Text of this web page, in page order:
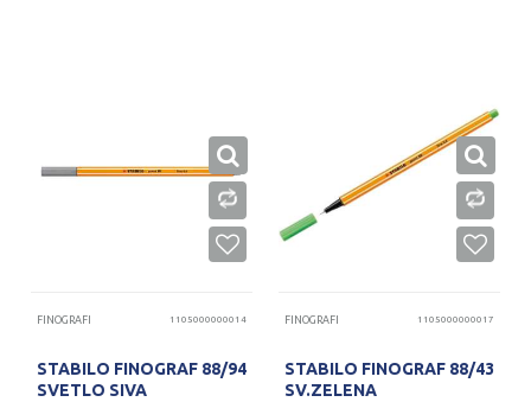
FINOGRAFI 1105000000014
STABILO FINOGRAF 88/94
SVETLO SIVA
FINOGRAFI 1105000000017
STABILO FINOGRAF 88/43
SV.ZELENA